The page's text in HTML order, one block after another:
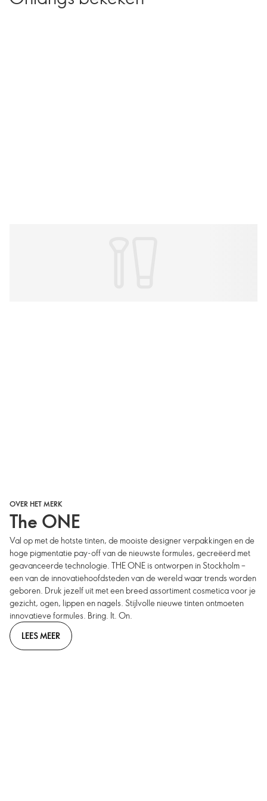
OVER HET MERK
The ONE
Val op met de hotste tinten, de mooiste designer verpakkingen en de
hoge pigmentatie pay-off van de nieuwste formules, gecreëerd met
geavanceerde technologie. THE ONE is ontworpen in Stockholm –
een van de innovatiehoofdsteden van de wereld waar trends worden
geboren. Druk jezelf uit met een breed assortiment cosmetica voor je
gezicht, ogen, lippen en nagels. Stijlvolle nieuwe tinten ontmoeten
innovatieve formules. Bring. It. On.
LEES MEER